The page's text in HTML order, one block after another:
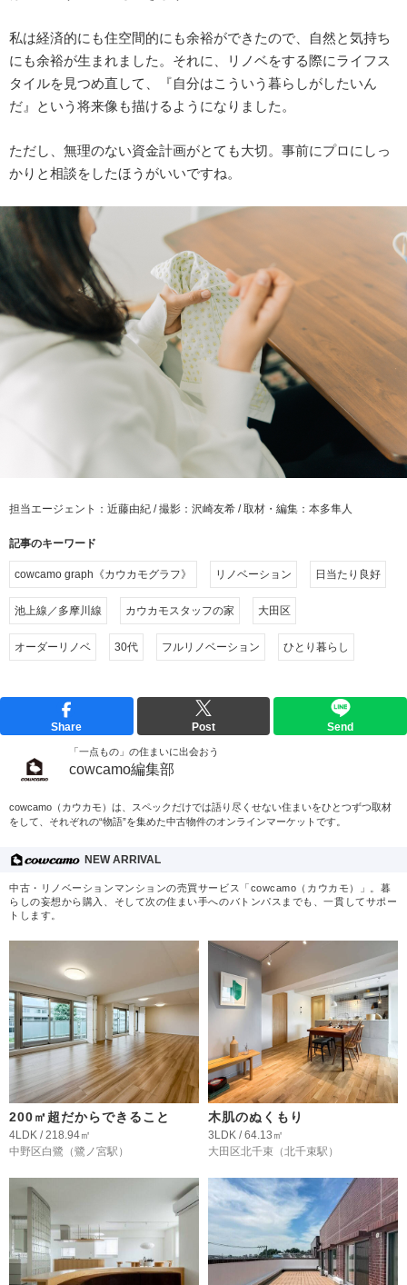
私は経済的にも住空間的にも余裕ができたので、自然と気持ち
にも余裕が生まれました。それに、リノベをする際にライフス
タイルを見つめ直して、『自分はこういう暮らしがしたいん
だ』という将来像も描けるようになりました。
ただし、無理のない資金計画がとても大切。事前にプロにしっ
かりと相談をしたほうがいいですね。
担当エージェント：近藤由紀 / 撮影：沢崎友希 / 取材・編集：本多隼人
記事のキーワード
cowcamo graph《カウカモグラフ》 リノベーション 日当たり良好
池上線／多摩川線 カウカモスタッフの家 大田区
オーダーリノベ 30代 フルリノベーション ひとり暮らし
Share Post Send
「一点もの」の住まいに出会おう
cowcamo編集部
cowcamo（カウカモ）は、スペックだけでは語り尽くせない住まいをひとつずつ取材
をして、それぞれの“物語”を集めた中古物件のオンラインマーケットです。
NEW ARRIVAL
中古・リノベーションマンションの売買サービス「cowcamo（カウカモ）」。暮
らしの妄想から購入、そして次の住まい手へのバトンパスまでも、一貫してサポー
トします。
200㎡超だからできること
4LDK / 218.94㎡
中野区白鷺 （鷺ノ宮駅）
木肌のぬくもり
3LDK / 64.13㎡
大田区北千束 （北千束駅）